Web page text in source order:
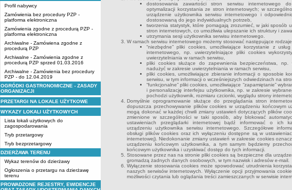
Profil nabywcy
Zamówienia bez procedury PZP -
platforma elektroniczna
Zamówienia zgodne z procedurą PZP -
platforma elektroniczna
Archiwalne - Zamówiena zgodne z
procedurą PZP
Archiwalne - Zamówienia zgodne z
procedurą PZP sprzed 01.03.2016
Archiwalne - Zamówienia bez procedury
PZP - do 12.04.2019
OGRÓDKI GASTRONOMICZNE - ZASADY
ORGANIZACJI
PRZETARGI NA LOKALE UŻYTKOWE
WYKAZY LOKALI UŻYTKOWYCH
Lista lokali użytkowych do
zagospodarowania
Tryb przetargowy
Tryb bezprzetargowy
DZIERŻAWA TERENU
Wykaz terenów do dzierżawy
Ogłoszenia o przetargu na dzierżawę
terenu
PROWADZONE REJESTRY, EWIDENCJE
dostosowania zawartości stron serwisu internetowego
optymalizacji korzystania ze stron internetowych; w
urządzenie użytkownika serwisu internetowego i
dostosowaną do jego indywidualnych potrzeb,
tworzenia statystyk, które pomagają zrozumieć, w jaki sposób
stron internetowych, co umożliwia ulepszanie ich struktury i
utrzymania sesji użytkownika serwisu internetowego.
W ramach serwisu internetowego możemy stosować następujące
“niezbędne” pliki cookies, umożliwiające korzystanie z
internetowego, np. uwierzytelniające pliki cookies
uwierzytelniania w ramach serwisu,
pliki cookies służące do zapewnienia bezpieczeństwa, np.
nadużyć w zakresie uwierzytelniania w ramach serwisu,
pliki cookies, umożliwiające zbieranie informacji o sposobie
serwisu, w tym informacji o wcześniejszych odwiedzinach na
“funkcjonalne” pliki cookies, umożliwiające “zapamiętanie”
i personalizację interfejsu użytkownika, np. w zakresie
pochodzi użytkownik, rozmiaru czcionki, wyglądu strony
Domyślnie oprogramowanie służące do przeglądania stron
dopuszcza przechowywanie plików cookies w urządzeniu końcowym
mogą dokonać w każdej chwili zmiany ustawień dotyczących plików
zmienione w szczególności w taki sposób, aby blokować
ustawieniach przeglądarki internetowej bądź informować o ich
urządzeniu użytkownika serwisu internetowego. Szczegółowe
obsługi plików cookies oraz ich wyłączeniu dostępne są w
internetowej). Niedokonanie zmiany ustawień w zakresie cookies
urządzeniu końcowym użytkownika, a tym samym będziemy
końcowym użytkownika i uzyskiwać dostęp do tych informacji.
Stosowane przez nas na stronie pliki cookies są bezpieczne dla
gromadzą żadnych danych osobowych, w tym nazwisk i adresów e-mail.
Wyłączenie stosowania cookies może spowodować utrudnienia
naszych serwisów internetowych. Wyłączenie opcji przyjmowania
możliwości czytania lub oglądania treści zamieszczanych w serwisie